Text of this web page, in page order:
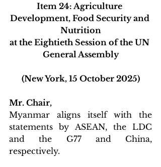
Item 24: Agriculture
Development, Food Security and
Nutrition
at the Eightieth Session of the UN
General Assembly
(New York, 15 October 2025)
Mr. Chair,
Myanmar aligns itself with the
statements by ASEAN, the LDC
and the G77 and China,
respectively.